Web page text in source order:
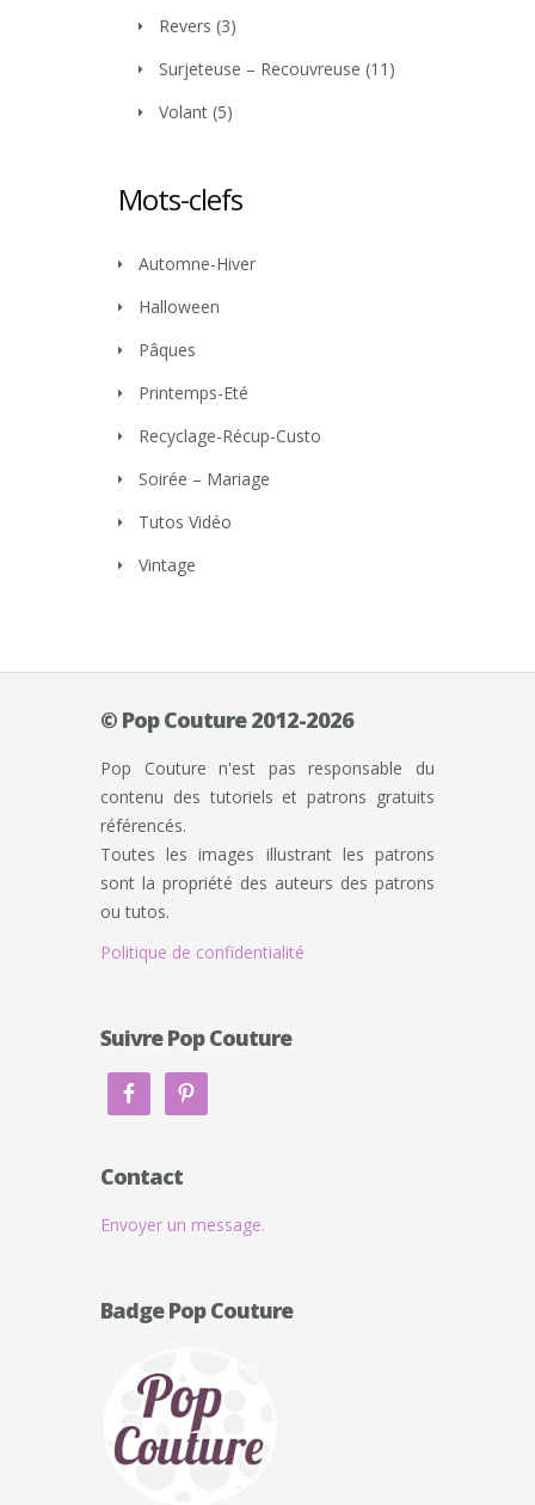
Revers (3)
Surjeteuse – Recouvreuse (11)
Volant (5)
Mots-clefs
Automne-Hiver
Halloween
Pâques
Printemps-Eté
Recyclage-Récup-Custo
Soirée – Mariage
Tutos Vidéo
Vintage
© Pop Couture 2012-2026
Pop Couture n'est pas responsable du
contenu des tutoriels et patrons gratuits
référencés.
Toutes les images illustrant les patrons
sont la propriété des auteurs des patrons
ou tutos.
Politique de confidentialité
Suivre Pop Couture
Contact
Envoyer un message.
Badge Pop Couture